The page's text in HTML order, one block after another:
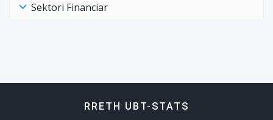
Sektori Financiar
RRETH UBT-STATS